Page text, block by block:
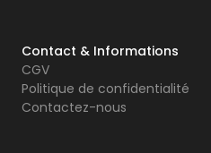
Contact & Informations
CGV
Politique de confidentialité
Contactez-nous